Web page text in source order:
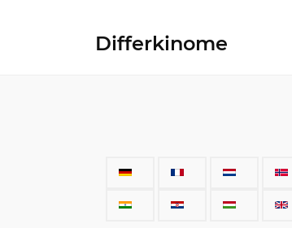
Differkinome